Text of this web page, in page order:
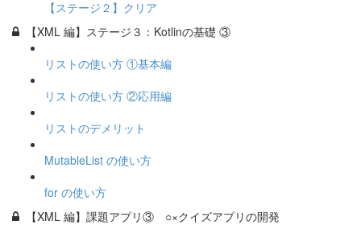
【ステージ２】クリア
【XML 編】ステージ３：Kotlinの基礎 ③
リストの使い方 ①基本編
リストの使い方 ②応用編
リストのデメリット
MutableList の使い方
for の使い方
【XML 編】課題アプリ③ ○×クイズアプリの開発